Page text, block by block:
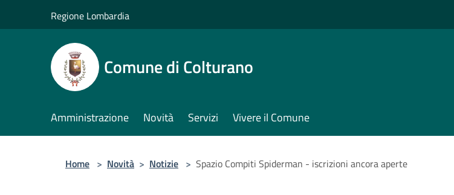
Regione Lombardia
Comune di Colturano
Amministrazione Novità Servizi Vivere il Comune
Home > Novità > Notizie > Spazio Compiti Spiderman - iscrizioni ancora aperte